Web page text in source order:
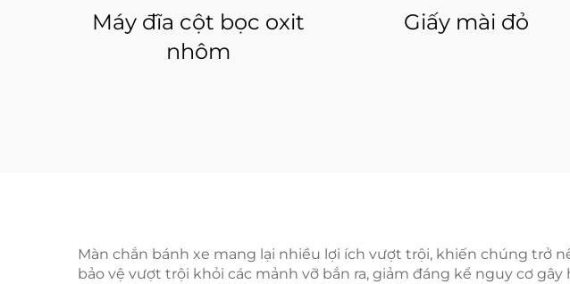
Máy đĩa cột bọc oxit
nhôm
Giấy mài đỏ
Màn chắn bánh xe mang lại nhiều lợi ích vượt trội, khiến chúng trở
bảo vệ vượt trội khỏi các mảnh vỡ bắn ra, giảm đáng kể nguy cơ